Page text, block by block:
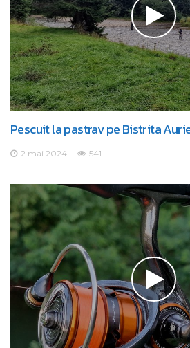
Pescuit la pastrav pe Bistrita
2 mai 2024 541